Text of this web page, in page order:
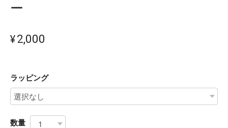
ー
¥2,000
ラッピング
数量